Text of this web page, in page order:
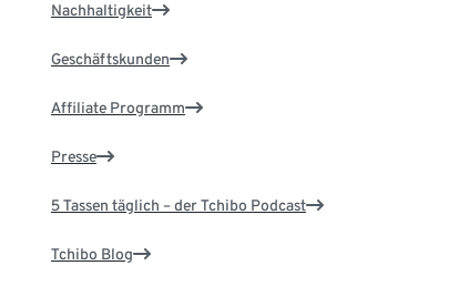
Nachhaltigkeit
Geschäftskunden
Affiliate Programm
Presse
5 Tassen täglich – der Tchibo Podcast
Tchibo Blog